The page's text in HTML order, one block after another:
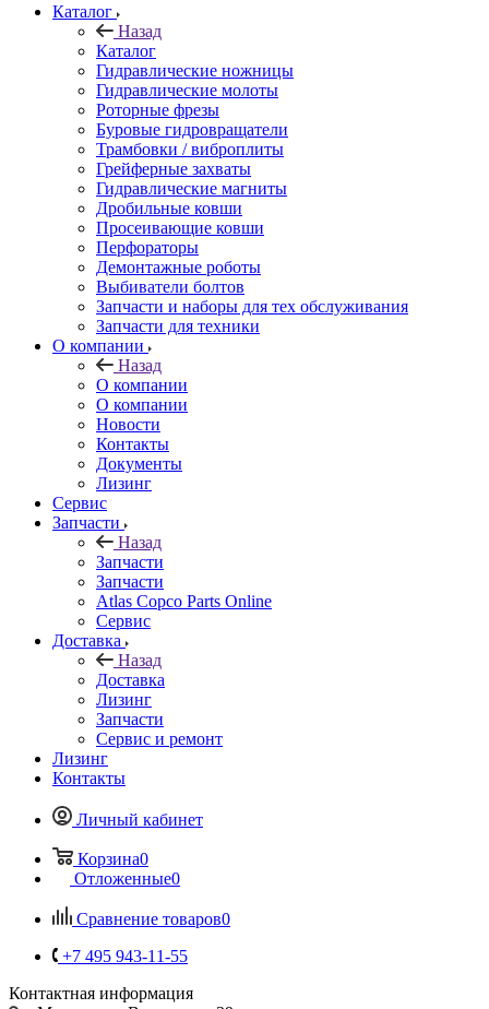
Каталог
Назад
Каталог
Гидравлические ножницы
Гидравлические молоты
Роторные фрезы
Буровые гидровращатели
Трамбовки / виброплиты
Грейферные захваты
Гидравлические магниты
Дробильные ковши
Просеивающие ковши
Перфораторы
Демонтажные роботы
Выбиватели болтов
Запчасти и наборы для тех обслуживания
Запчасти для техники
О компании
Назад
О компании
О компании
Новости
Контакты
Документы
Лизинг
Сервис
Запчасти
Назад
Запчасти
Запчасти
Atlas Copco Parts Online
Сервис
Доставка
Назад
Доставка
Лизинг
Запчасти
Сервис и ремонт
Лизинг
Контакты
Личный кабинет
Корзина0
Отложенные0
Сравнение товаров0
+7 495 943-11-55
Контактная информация